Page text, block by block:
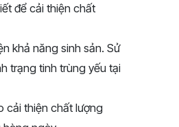
để cải thiện chất
khả năng sinh sản. Sử
trạng tinh trùng yếu tại
cải thiện chất lượng